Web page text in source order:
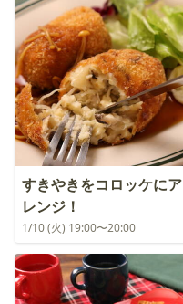
すきやきをコロッケにア
レンジ！
1/10 (火) 19:00〜20:00